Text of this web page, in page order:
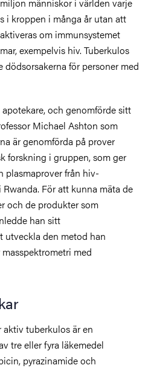
i kroppen i många år utan att
om immunsystemet
exempelvis hiv. Tuberkulos
för personer med
och genomförde sitt
Michael Ashton som
är genomförda på prover
forskning i gruppen, som ger
från hiv-
För att kunna mäta de
och de produkter som
han sitt
utveckla den metod han
med
tuberkulos är en
tre eller fyra läkemedel
pyrazinamide och